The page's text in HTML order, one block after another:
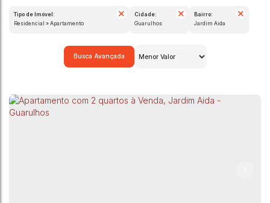
Tipo de Imóvel:
Residencial » Apartamento
Cidade:
Guarulhos
Bairro:
Jardim Aida
Busca Avançada